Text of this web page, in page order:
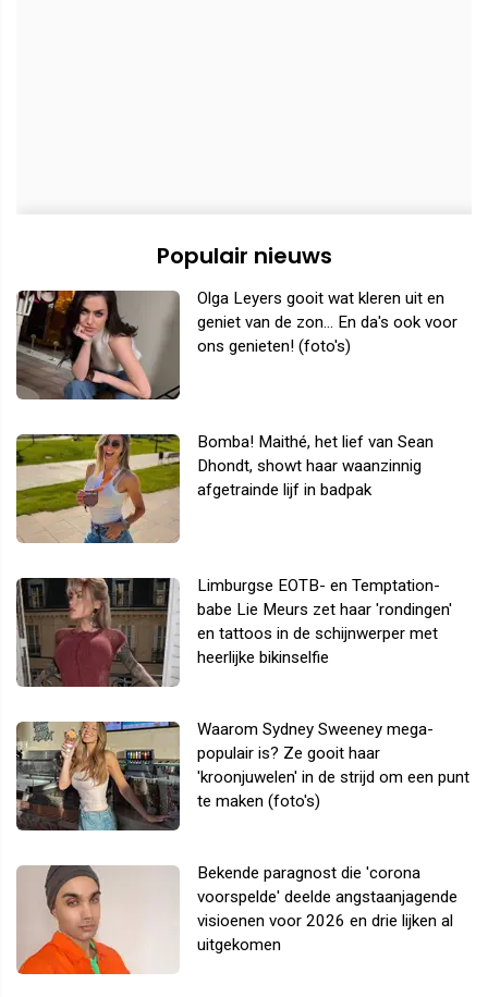
Populair nieuws
Olga Leyers gooit wat kleren uit en
geniet van de zon... En da's ook voor
ons genieten! (foto's)
Bomba! Maithé, het lief van Sean
Dhondt, showt haar waanzinnig
afgetrainde lijf in badpak
Limburgse EOTB- en Temptation-
babe Lie Meurs zet haar 'rondingen'
en tattoos in de schijnwerper met
heerlijke bikinselfie
Waarom Sydney Sweeney mega-
populair is? Ze gooit haar
'kroonjuwelen' in de strijd om een punt
te maken (foto's)
Bekende paragnost die 'corona
voorspelde' deelde angstaanjagende
visioenen voor 2026 en drie lijken al
uitgekomen